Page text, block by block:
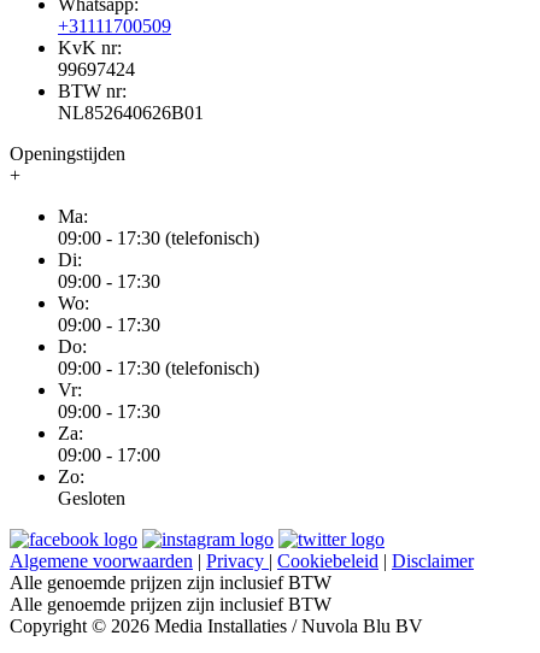
+31111700509
KvK nr:
99697424
BTW nr:
NL852640626B01
Openingstijden
+
Ma:
09:00 - 17:30 (telefonisch)
Di:
09:00 - 17:30
Wo:
09:00 - 17:30
Do:
09:00 - 17:30 (telefonisch)
Vr:
09:00 - 17:30
Za:
09:00 - 17:00
Zo:
Gesloten
Algemene voorwaarden | Privacy | Cookiebeleid | Disclaimer
Alle genoemde prijzen zijn inclusief BTW
Alle genoemde prijzen zijn inclusief BTW
Copyright © 2026 Media Installaties / Nuvola Blu BV